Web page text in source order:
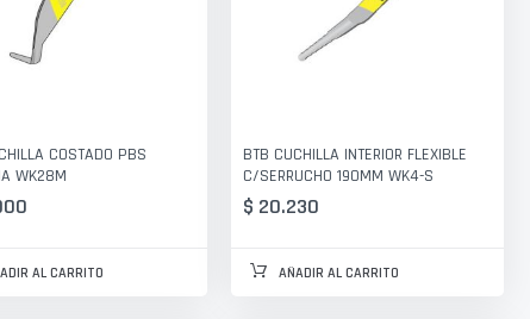
COSTADO PBS
WK28M
AL CARRITO
BTB CUCHILLA INTERIOR FLEXIBLE
C/SERRUCHO 190MM WK4-S
$ 20.230
AÑADIR AL CARRITO